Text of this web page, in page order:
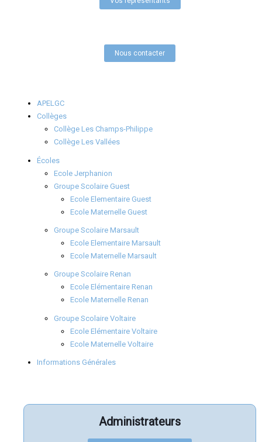
Nous contacter
APELGC
Collèges
Collège Les Champs-Philippe
Collège Les Vallées
Écoles
Ecole Jerphanion
Groupe Scolaire Guest
Ecole Elementaire Guest
Ecole Maternelle Guest
Groupe Scolaire Marsault
Ecole Elementaire Marsault
Ecole Maternelle Marsault
Groupe Scolaire Renan
Ecole Elémentaire Renan
Ecole Maternelle Renan
Groupe Scolaire Voltaire
Ecole Elémentaire Voltaire
Ecole Maternelle Voltaire
Informations Générales
Administrateurs